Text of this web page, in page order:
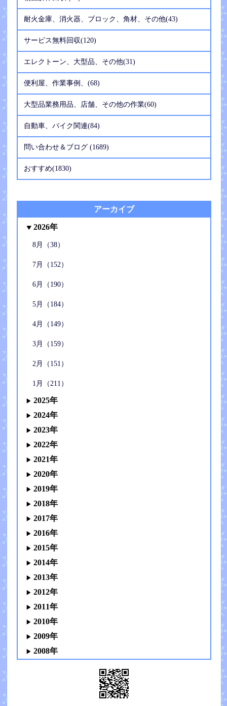
耐火金庫、消火器、ブロック、角材、その他(43)
サービス無料回収(120)
エレクトーン、大型品、その他(31)
便利屋、作業事例、(68)
大型品業務用品、店舗、その他の作業(60)
自動車、バイク関連(84)
問い合わせ＆ブログ (1689)
おすすめ(1830)
アーカイブ
2026年
8月（38）
7月（152）
6月（190）
5月（184）
4月（149）
3月（159）
2月（151）
1月（211）
2025年
2024年
2023年
2022年
2021年
2020年
2019年
2018年
2017年
2016年
2015年
2014年
2013年
2012年
2011年
2010年
2009年
2008年